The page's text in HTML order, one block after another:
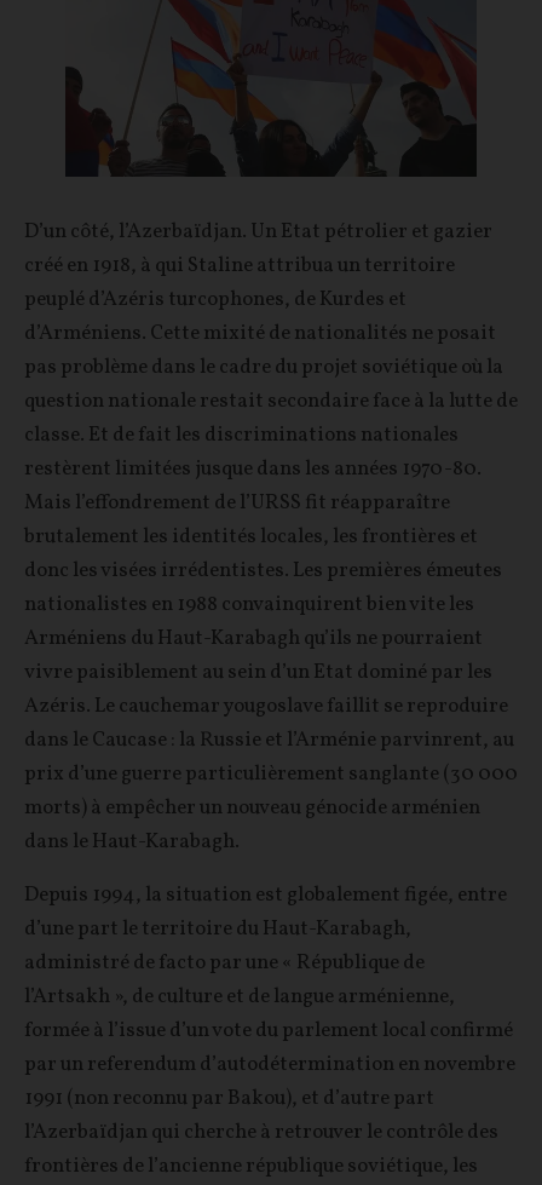
D’un côté, l’Azerbaïdjan. Un Etat pétrolier et gazier
créé en 1918, à qui Staline attribua un territoire
peuplé d’Azéris turcophones, de Kurdes et
d’Arméniens. Cette mixité de nationalités ne posait
pas problème dans le cadre du projet soviétique où la
question nationale restait secondaire face à la lutte de
classe. Et de fait les discriminations nationales
restèrent limitées jusque dans les années 1970-80.
Mais l’effondrement de l’URSS fit réapparaître
brutalement les identités locales, les frontières et
donc les visées irrédentistes. Les premières émeutes
nationalistes en 1988 convainquirent bien vite les
Arméniens du Haut-Karabagh qu’ils ne pourraient
vivre paisiblement au sein d’un Etat dominé par les
Azéris. Le cauchemar yougoslave faillit se reproduire
dans le Caucase : la Russie et l’Arménie parvinrent, au
prix d’une guerre particulièrement sanglante (30 000
morts) à empêcher un nouveau génocide arménien
dans le Haut-Karabagh.
Depuis 1994, la situation est globalement figée, entre
d’une part le territoire du Haut-Karabagh,
administré de facto par une « République de
l’Artsakh », de culture et de langue arménienne,
formée à l’issue d’un vote du parlement local confirmé
par un referendum d’autodétermination en novembre
1991 (non reconnu par Bakou), et d’autre part
l’Azerbaïdjan qui cherche à retrouver le contrôle des
frontières de l’ancienne république soviétique, les